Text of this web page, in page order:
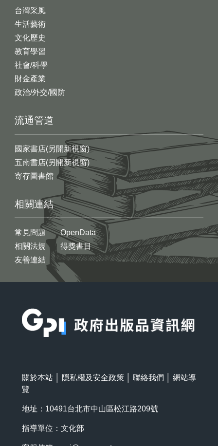
台灣采風
生活藝術
文化歷史
教育學習
社會/科學
財金產業
政治/外交/國防
流通管道
國家書店(另開新視窗)
五南書店(另開新視窗)
寄存圖書館
相關連結
常見問題
相關法規
友善連結
OpenData
得獎書目
關於本站 隱私權及安全政策 聯絡我們
網站導
覽
地址：10491台北市中山區松江路209號
指導單位：文化部